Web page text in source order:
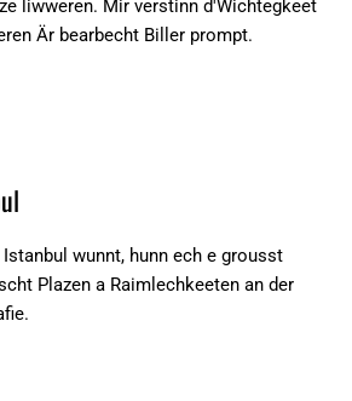
liwweren. Mir verstinn d'Wichtegkeet
Är bearbecht Biller prompt.
wunnt, hunn ech e grousst
Plazen a Raimlechkeeten an der